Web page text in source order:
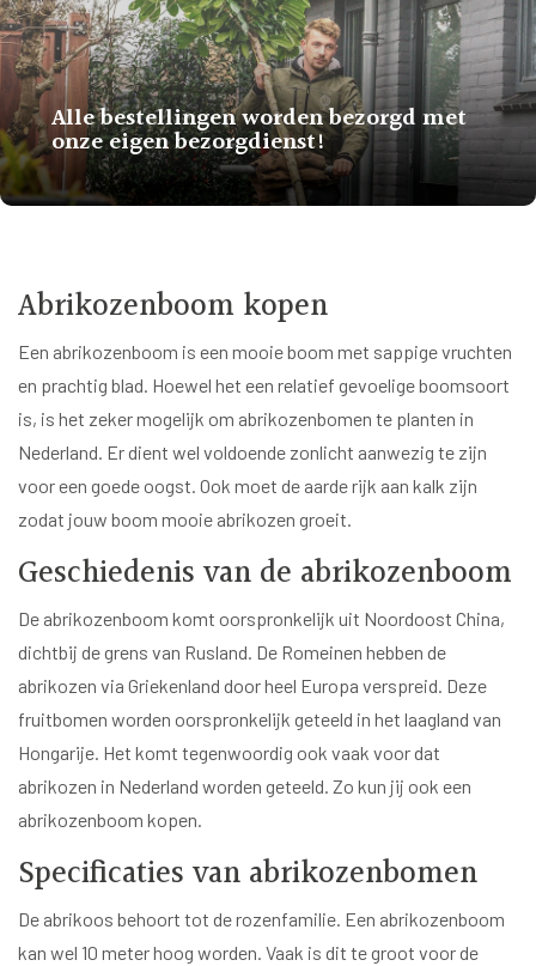
Alle bestellingen worden bezorgd met
onze eigen bezorgdienst!
Abrikozenboom kopen
Een abrikozenboom is een mooie boom met sappige vruchten
en prachtig blad. Hoewel het een relatief gevoelige boomsoort
is, is het zeker mogelijk om abrikozenbomen te planten in
Nederland. Er dient wel voldoende zonlicht aanwezig te zijn
voor een goede oogst. Ook moet de aarde rijk aan kalk zijn
zodat jouw boom mooie abrikozen groeit.
Geschiedenis van de abrikozenboom
De abrikozenboom komt oorspronkelijk uit Noordoost China,
dichtbij de grens van Rusland. De Romeinen hebben de
abrikozen via Griekenland door heel Europa verspreid. Deze
fruitbomen worden oorspronkelijk geteeld in het laagland van
Hongarije. Het komt tegenwoordig ook vaak voor dat
abrikozen in Nederland worden geteeld. Zo kun jij ook een
abrikozenboom kopen.
Specificaties van abrikozenbomen
De abrikoos behoort tot de rozenfamilie. Een abrikozenboom
kan wel 10 meter hoog worden. Vaak is dit te groot voor de